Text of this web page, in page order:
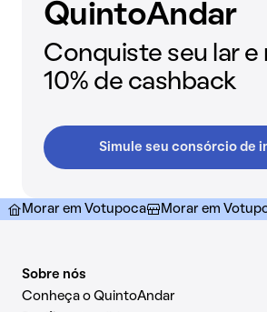
QuintoAndar
Conquiste seu lar e
10% de cashback
Simule seu consórcio de
Morar em Votupoca Morar em
Sobre nós
Conheça o QuintoAndar